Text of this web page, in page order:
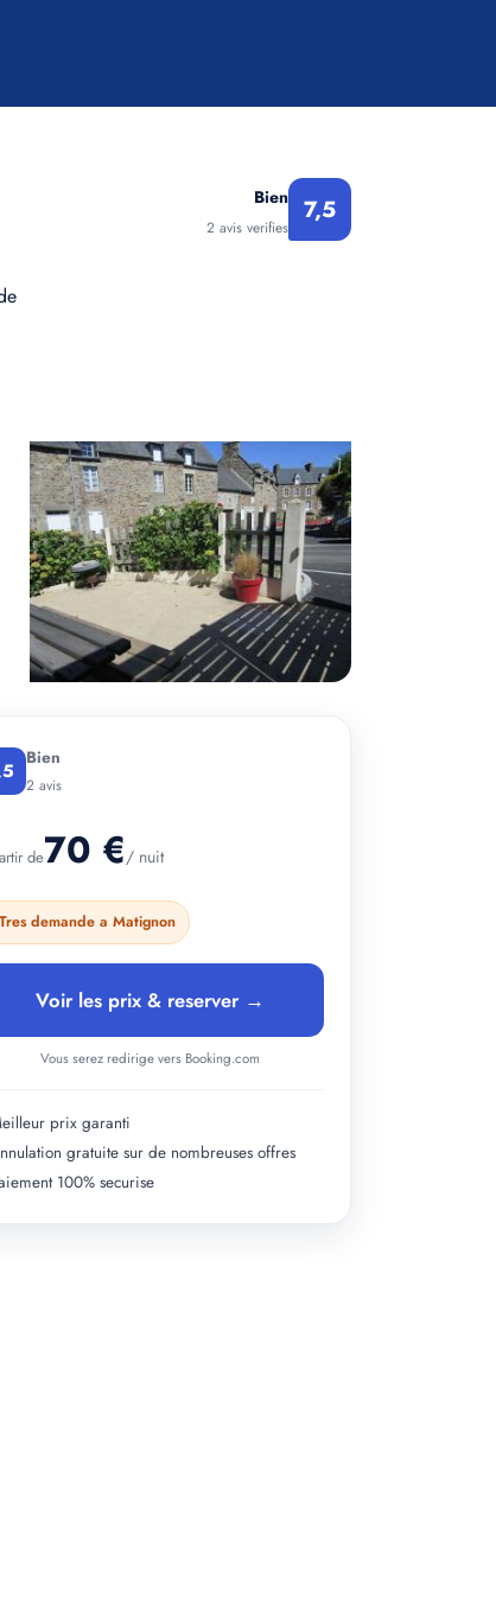
Bien
2 avis verifies
7,5
Bien
2 avis
de70 €/ nuit
Tres demande a Matignon
Voir les prix & reserver →
Vous serez redirige vers Booking.com
prix garanti
gratuite sur de nombreuses offres
100% securise